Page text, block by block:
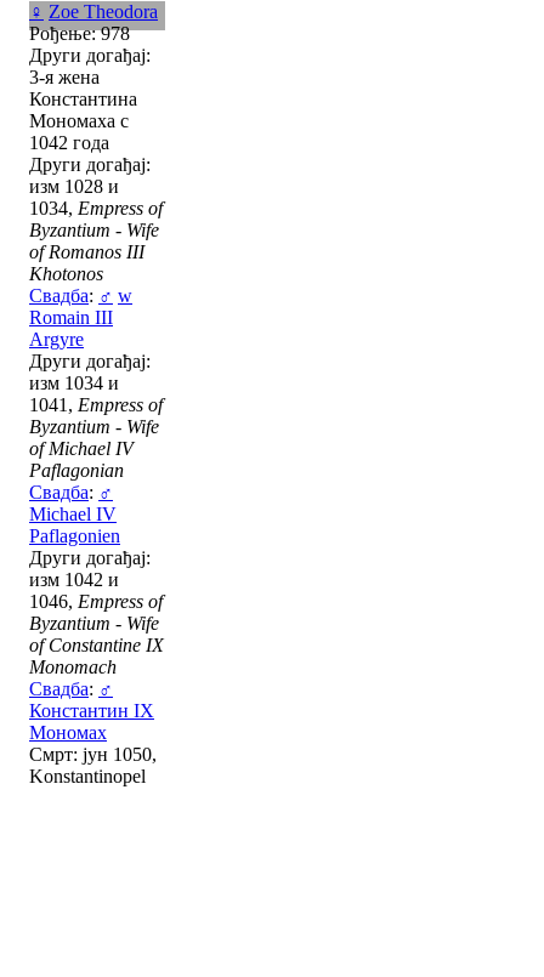
♀ Zoe Theodora
Рођење: 978
Други догађај:
3-я жена
Константина
Мономаха с
1042 года
Други догађај:
изм 1028 и
1034, Empress of
Byzantium - Wife
of Romanos III
Khotonos
Свадба: ♂ w
Romain III
Argyre
Други догађај:
изм 1034 и
1041, Empress of
Byzantium - Wife
of Michael IV
Paflagonian
Свадба: ♂
Michael IV
Paflagonien
Други догађај:
изм 1042 и
1046, Empress of
Byzantium - Wife
of Constantine IX
Monomach
Свадба: ♂
Константин IX
Мономах
Смрт: јун 1050,
Konstantinopel